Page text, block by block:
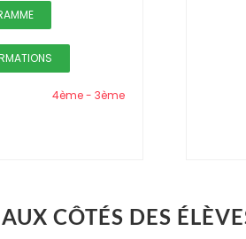
4ème - 3ème
AUX CÔTÉS DES